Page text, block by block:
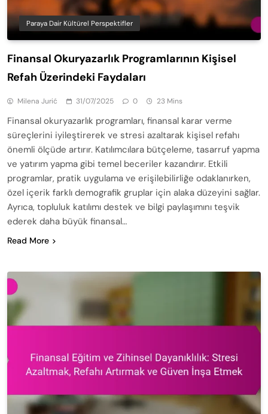
Paraya Dair Kültürel Perspektifler
Finansal Okuryazarlık Programlarının Kişisel
Refah Üzerindeki Faydaları
Milena Jurić 31/07/2025 0 23 Mins
Finansal okuryazarlık programları, finansal karar verme
süreçlerini iyileştirerek ve stresi azaltarak kişisel refahı
önemli ölçüde artırır. Katılımcılara bütçeleme, tasarruf yapma
ve yatırım yapma gibi temel beceriler kazandırır. Etkili
programlar, pratik uygulama ve erişilebilirliğe odaklanırken,
özel içerik farklı demografik gruplar için alaka düzeyini sağlar.
Ayrıca, topluluk katılımı destek ve bilgi paylaşımını teşvik
ederek daha büyük finansal…
Read More